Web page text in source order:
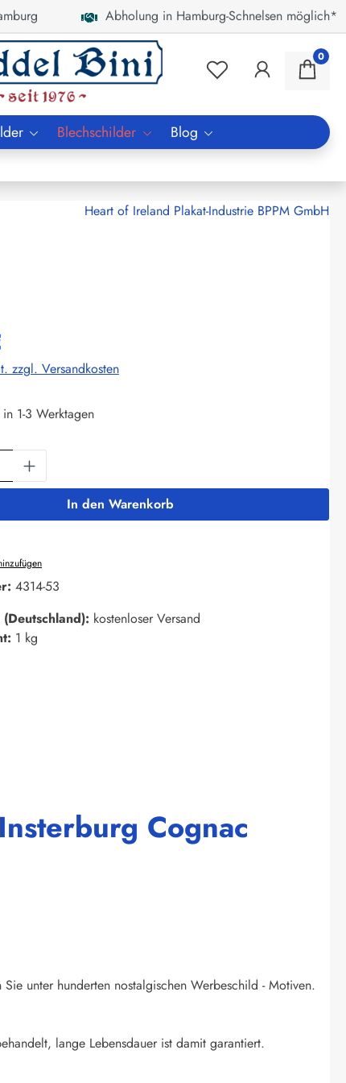
Abholung in Hamburg-Schnelsen möglich*
0
Blechschilder Blog
Heart of Ireland Plakat-Industrie BPPM GmbH
zzgl. Versandkosten
1-3 Werktagen
Gib den gewünschten Wert ein
In den Warenkorb
4314-53
kostenloser Versand
1 kg
Cognac
unter hunderten nostalgischen Werbeschild - Motiven.
lange Lebensdauer ist damit garantiert.